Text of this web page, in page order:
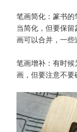
笔画简化：篆书
当简化，但要保
画可以合并，一些
笔画增补：有时
画，但要注意不要